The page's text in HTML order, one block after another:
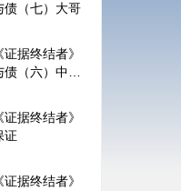
债（七）大哥
据终结者》
（六）中国
据终结者》
证
据终结者》